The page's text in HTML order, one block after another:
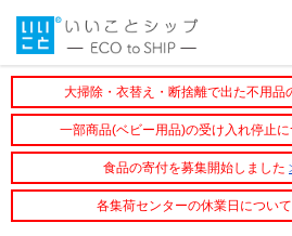
大掃除・衣替え・断捨離で出た不用品
一部商品(ベビー用品)の受け入れ停止に
食品の寄付を募集開始しました
各集荷センターの休業日について